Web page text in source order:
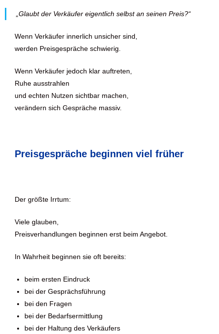
„Glaubt der Verkäufer eigentlich selbst an seinen Preis?“
Wenn Verkäufer innerlich unsicher sind,
werden Preisgespräche schwierig.
Wenn Verkäufer jedoch klar auftreten,
Ruhe ausstrahlen
und echten Nutzen sichtbar machen,
verändern sich Gespräche massiv.
Preisgespräche beginnen viel früher
Der größte Irrtum:
Viele glauben,
Preisverhandlungen beginnen erst beim Angebot.
In Wahrheit beginnen sie oft bereits:
beim ersten Eindruck
bei der Gesprächsführung
bei den Fragen
bei der Bedarfsermittlung
bei der Haltung des Verkäufers